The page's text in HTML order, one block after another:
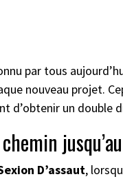
par tous
nouveau projet.
d’obtenir un double
D’assaut,